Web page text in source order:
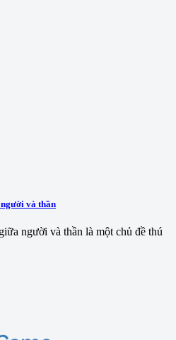
và thần
người và thần là một chủ đề thú